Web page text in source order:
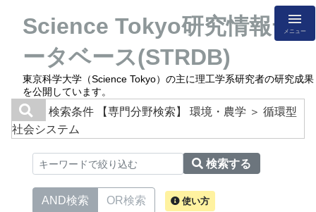
Science Tokyo研究情報デ
ータベース(STRDB)
東京科学大学（Science Tokyo）の主に理工学系研究者の研究成果
を公開しています。
メニュー
検索条件
【専門分野検索】 環境・農学 ＞ 循環型
社会システム
検索する
AND検索 OR検索 使い方